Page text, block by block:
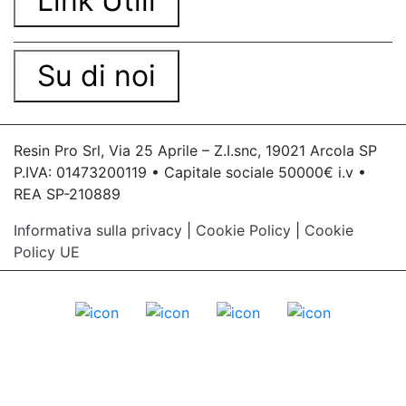
Su di noi
Resin Pro Srl, Via 25 Aprile – Z.I.snc, 19021 Arcola SP
P.IVA: 01473200119 • Capitale sociale 50000€ i.v •
REA SP-210889
Informativa sulla privacy
Cookie Policy
Cookie
Policy UE